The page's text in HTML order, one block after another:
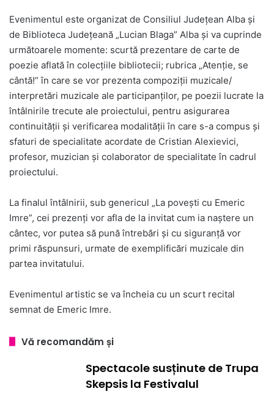
Evenimentul este organizat de Consiliul Județean Alba și
de Biblioteca Județeană „Lucian Blaga” Alba și va cuprinde
următoarele momente: scurtă prezentare de carte de
poezie aflată în colecțiile bibliotecii; rubrica „Atenție, se
cântă!” în care se vor prezenta compoziții muzicale/
interpretări muzicale ale participanților, pe poezii lucrate la
întâlnirile trecute ale proiectului, pentru asigurarea
continuității și verificarea modalității în care s-a compus și
sfaturi de specialitate acordate de Cristian Alexievici,
profesor, muzician și colaborator de specialitate în cadrul
proiectului.
La finalul întâlnirii, sub genericul „La povești cu Emeric
Imre”, cei prezenți vor afla de la invitat cum ia naștere un
cântec, vor putea să pună întrebări și cu siguranță vor
primi răspunsuri, urmate de exemplificări muzicale din
partea invitatului.
Evenimentul artistic se va încheia cu un scurt recital
semnat de Emeric Imre.
Vă recomandăm și
Spectacole susținute de Trupa
Skepsis la Festivalul